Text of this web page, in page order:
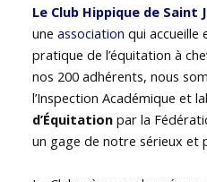
Le Club Hippique de
uneassociation qui accueille
pratique de l’équitation à
nos 200 adhérents, nous
l’Inspection Académique et
d’Équitation par la
un gage de notre sérieux et